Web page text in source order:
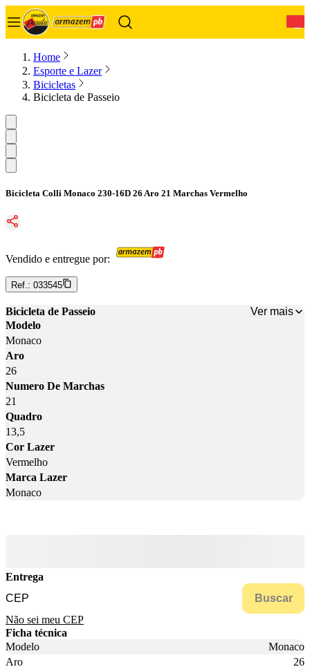
Home
Esporte e Lazer
Bicicletas
Bicicleta de Passeio
Bicicleta Colli Monaco 230-16D 26 Aro 21 Marchas Vermelho
Vendido e entregue por:
Ref.: 033545
Bicicleta de Passeio
Ver mais
Modelo
Monaco
Aro
26
Numero De Marchas
21
Quadro
13,5
Cor Lazer
Vermelho
Marca Lazer
Monaco
Entrega
Buscar
Não sei meu CEP
Ficha técnica
Modelo
Monaco
Aro
26